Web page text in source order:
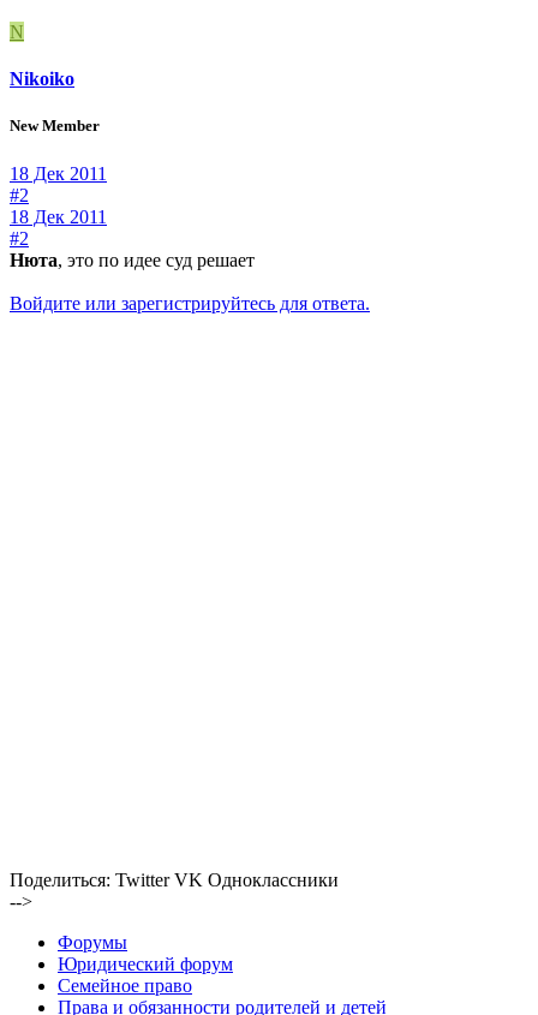
N
Nikoiko
New Member
18 Дек 2011
#2
18 Дек 2011
#2
Нюта, это по идее суд решает
Войдите или зарегистрируйтесь для ответа.
Поделиться: Twitter VK Одноклассники
-->
Форумы
Юридический форум
Семейное право
Права и обязанности родителей и детей